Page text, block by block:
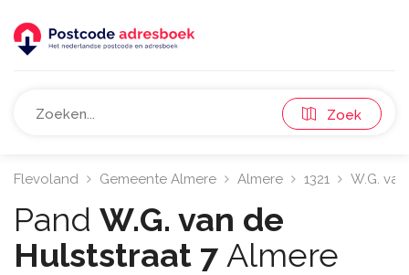
Zoek
Flevoland Gemeente Almere Almere 1321 W.G.
Pand W.G. van de
Hulststraat 7 Almere